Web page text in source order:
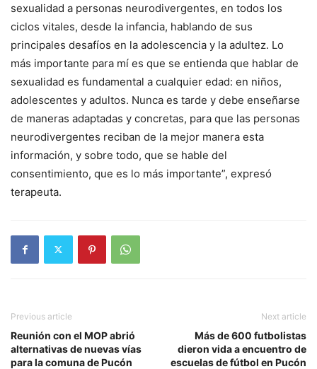
sexualidad a personas neurodivergentes, en todos los
ciclos vitales, desde la infancia, hablando de sus
principales desafíos en la adolescencia y la adultez. Lo
más importante para mí es que se entienda que hablar de
sexualidad es fundamental a cualquier edad: en niños,
adolescentes y adultos. Nunca es tarde y debe enseñarse
de maneras adaptadas y concretas, para que las personas
neurodivergentes reciban de la mejor manera esta
información, y sobre todo, que se hable del
consentimiento, que es lo más importante”, expresó
terapeuta.
Previous article
Reunión con el MOP abrió
alternativas de nuevas vías
para la comuna de Pucón
Next article
Más de 600 futbolistas
dieron vida a encuentro de
escuelas de fútbol en Pucón